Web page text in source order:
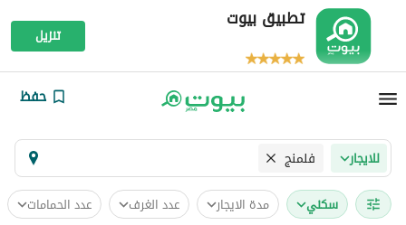
تطبيق بيوت
تنزيل
حفظ
للايجار فلمنج
سكني مدة الايجار عدد الغرف عدد الحمامات